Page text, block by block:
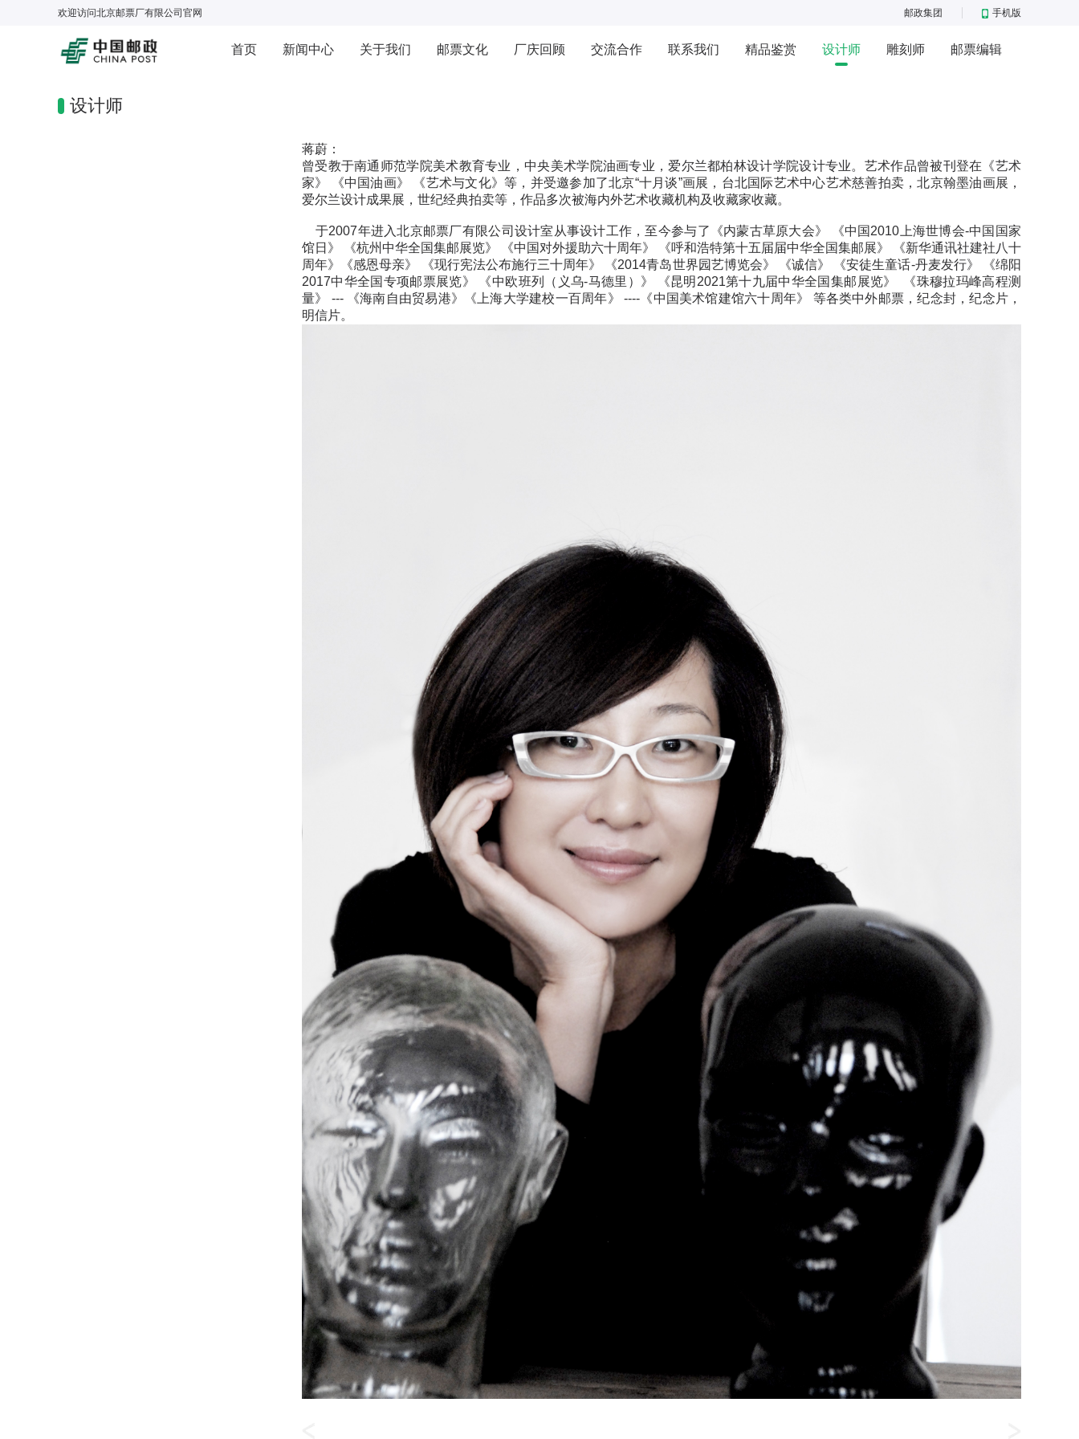
欢迎访问北京邮票厂有限公司 官网 邮政集团 手机版
首页 新闻中心 关于我们 邮票文化 厂庆回顾 交流合作 联系我们 精品鉴赏 设计师 雕刻师 邮票编辑
设计师
蒋蔚：
曾受教于南通师范学院美术教育专业，中央美术学院油画专业，爱尔兰都柏林设计学院设计专业。艺术作品曾被刊登在《艺术
家》 《中国油画》 《艺术与文化》等，并受邀参加了北京“十月谈”画展，台北国际艺术中心艺术慈善拍卖，北京翰墨油画展，
爱尔兰设计成果展，世纪经典拍卖等，作品多次被海内外艺术收藏机构及收藏家收藏。
于2007年进入北京邮票厂有限公司设计室从事设计工作，至今参与了《内蒙古草原大会》 《中国2010上海世博会-中国国家
馆日》 《杭州中华全国集邮展览》 《中国对外援助六十周年》 《呼和浩特第十五届届中华全国集邮展》 《新华通讯社建社八十
周年》《感恩母亲》 《现行宪法公布施行三十周年》 《2014青岛世界园艺博览会》 《诚信》 《安徒生童话-丹麦发行》 《绵阳
2017中华全国专项邮票展览》 《中欧班列（义乌-马德里）》 《昆明2021第十九届中华全国集邮展览》 《珠穆拉玛峰高程测
量》 --- 《海南自由贸易港》《上海大学建校一百周年》 ----《中国美术馆建馆六十周年》 等各类中外邮票，纪念封，纪念片，
明信片。